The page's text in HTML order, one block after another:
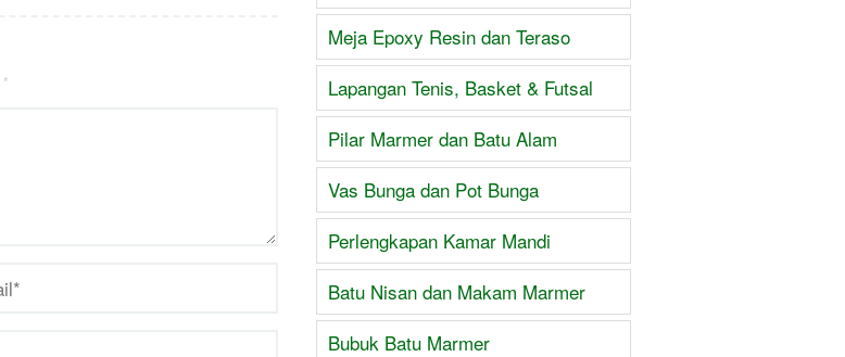
*
Meja Epoxy Resin dan Teraso
Lapangan Tenis, Basket & Futsal
Pilar Marmer dan Batu Alam
Vas Bunga dan Pot Bunga
Perlengkapan Kamar Mandi
Batu Nisan dan Makam Marmer
Bubuk Batu Marmer